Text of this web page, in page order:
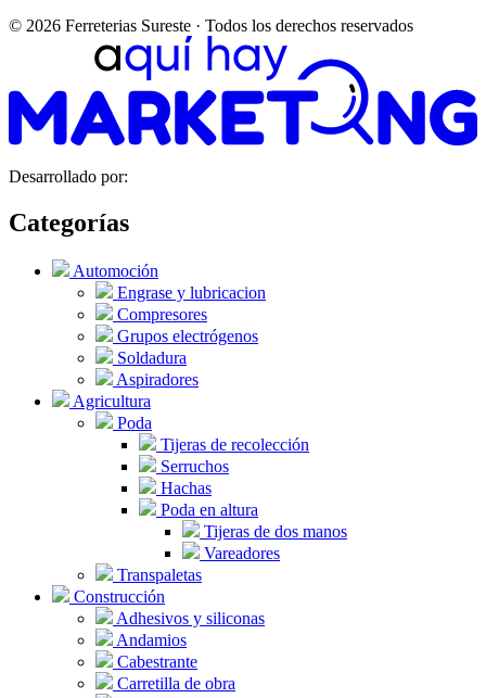
© 2026 Ferreterias Sureste · Todos los derechos reservados
Desarrollado por:
Categorías
Automoción
Engrase y lubricacion
Compresores
Grupos electrógenos
Soldadura
Aspiradores
Agricultura
Poda
Tijeras de recolección
Serruchos
Hachas
Poda en altura
Tijeras de dos manos
Vareadores
Transpaletas
Construcción
Adhesivos y siliconas
Andamios
Cabestrante
Carretilla de obra